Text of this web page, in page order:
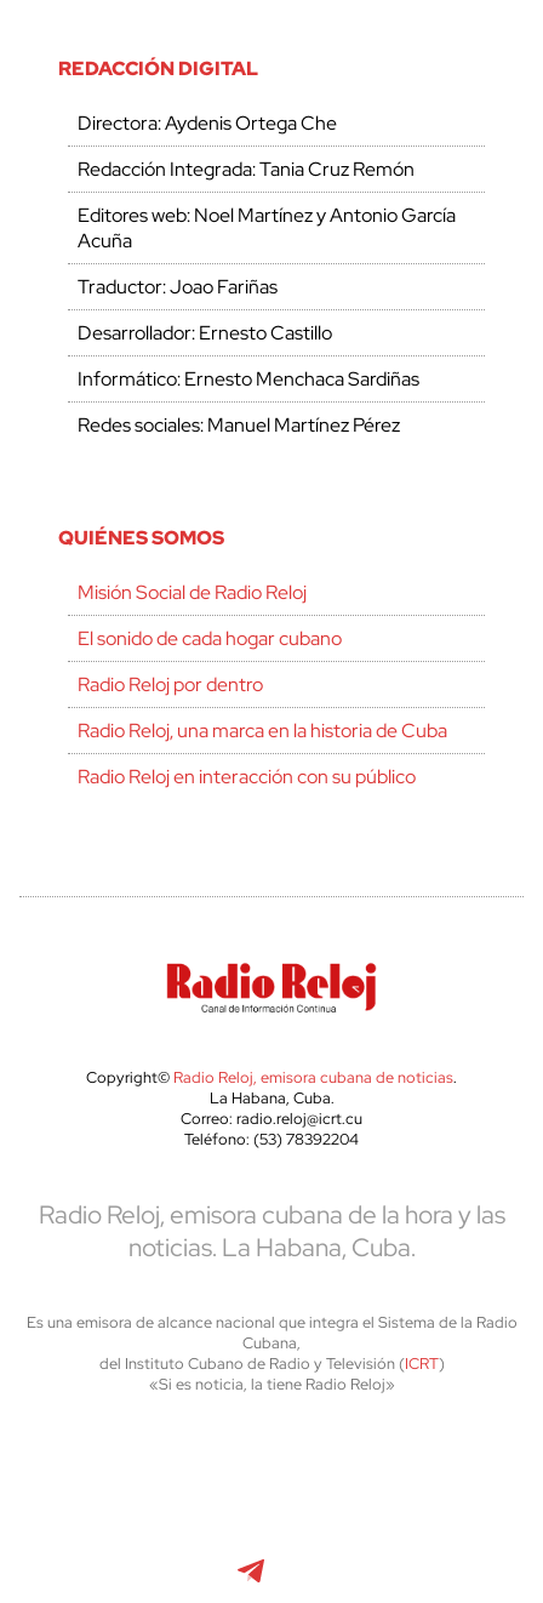
REDACCIÓN DIGITAL
Directora: Aydenis Ortega Che
Redacción Integrada: Tania Cruz Remón
Editores web: Noel Martínez y Antonio García
Acuña
Traductor: Joao Fariñas
Desarrollador: Ernesto Castillo
Informático: Ernesto Menchaca Sardiñas
Redes sociales: Manuel Martínez Pérez
QUIÉNES SOMOS
Misión Social de Radio Reloj
El sonido de cada hogar cubano
Radio Reloj por dentro
Radio Reloj, una marca en la historia de Cuba
Radio Reloj en interacción con su público
Copyright© Radio Reloj, emisora cubana de noticias.
La Habana, Cuba.
Correo: radio.reloj@icrt.cu
Teléfono: (53) 78392204
Radio Reloj, emisora cubana de la hora y las
noticias. La Habana, Cuba.
Es una emisora de alcance nacional que integra el Sistema de la Radio
Cubana,
del Instituto Cubano de Radio y Televisión (ICRT)
«Si es noticia, la tiene Radio Reloj»